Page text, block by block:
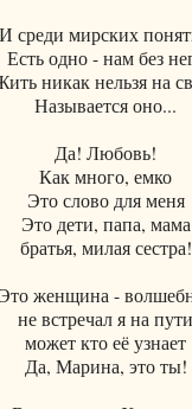
И среди мирских
Есть одно - нам без
никак нельзя на
Называется оно...
Да! Любовь!
Как много, емко
Это слово для меня
Это дети, папа, мама
братья, милая сестра!
Это женщина -
не встречал я на пути
может кто её узнает
Да, Марина, это ты!